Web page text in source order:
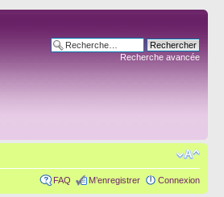
Recherche avancée
FAQ M’enregistrer Connexion